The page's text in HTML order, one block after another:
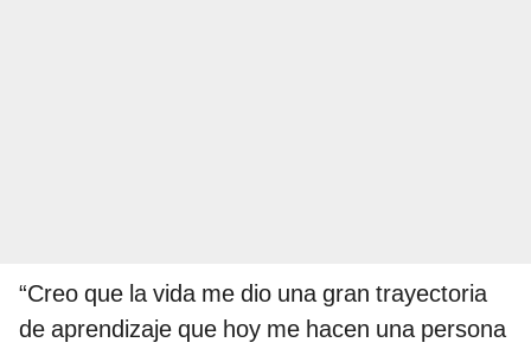
“Creo que la vida me dio una gran trayectoria
de aprendizaje que hoy me hacen una persona